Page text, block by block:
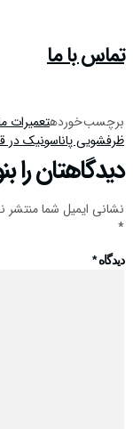
تماس با ما
برچسب خوردهتعمیرات
ظرفشویی پاناسونیک در
دیدگاهتان را
نشانی ایمیل شما منتشر
*
دیدگاه*